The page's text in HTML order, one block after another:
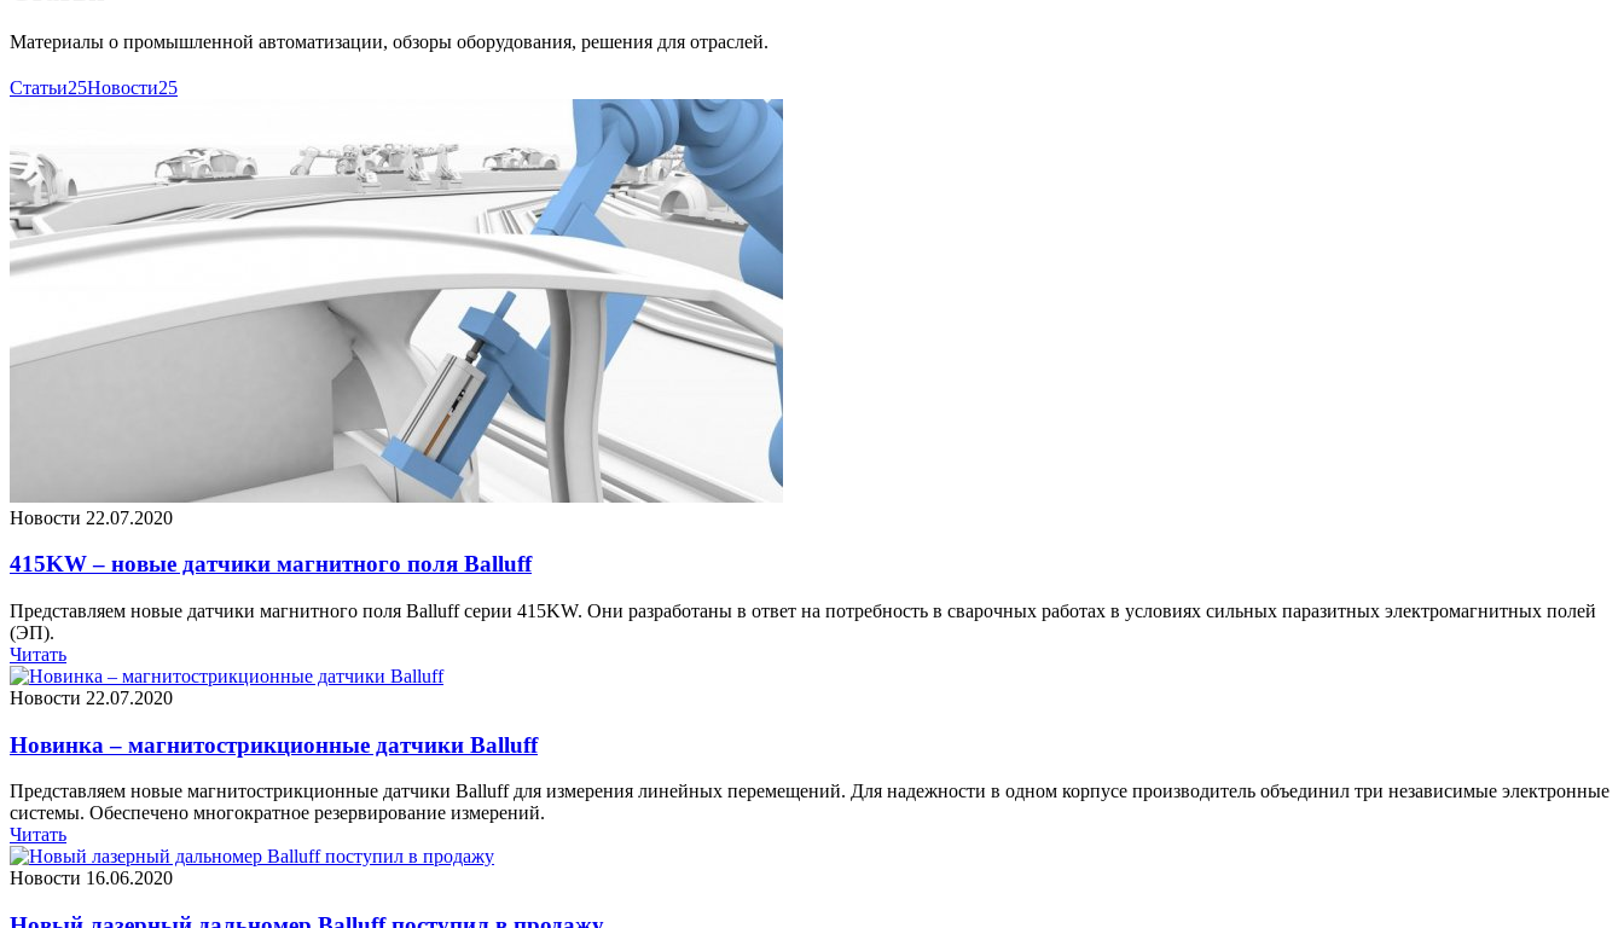
Материалы о промышленной автоматизации, обзоры оборудования, решения для отраслей.
Статьи25Новости25
Новости 22.07.2020
415KW – новые датчики магнитного поля Balluff
Представляем новые датчики магнитного поля Balluff серии 415KW. Они разработаны в ответ на потребность в сварочных работах в условиях сильных паразитных электромагнитных полей
(ЭП).
Читать
Новости 22.07.2020
Новинка – магнитострикционные датчики Balluff
Представляем новые магнитострикционные датчики Balluff для измерения линейных перемещений. Для надежности в одном корпусе производитель объединил три независимые электронные
системы. Обеспечено многократное резервирование измерений.
Читать
Новости 16.06.2020